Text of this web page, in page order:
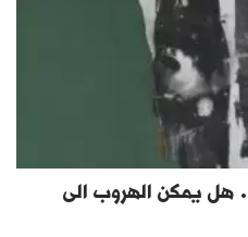
يمكن الهروب الى